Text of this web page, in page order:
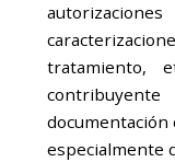
tratamiento,
documentación
especialmente